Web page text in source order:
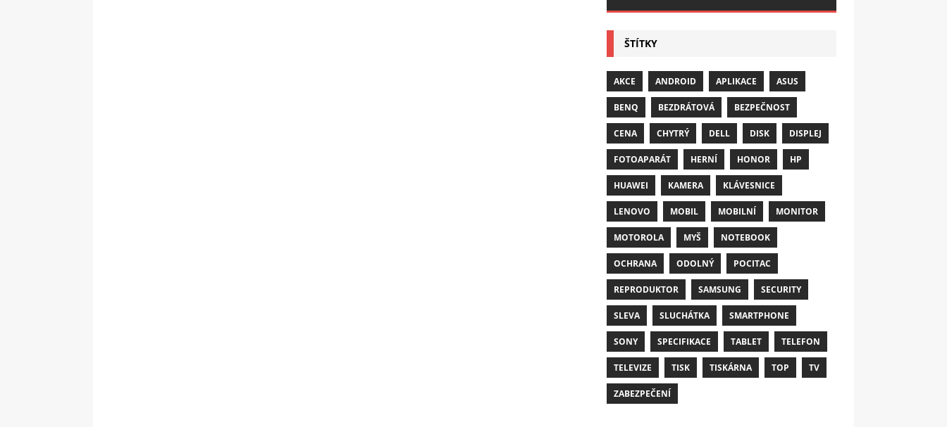
ŠTÍTKY
AKCE ANDROID APLIKACE ASUS
BENQ BEZDRÁTOVÁ BEZPEČNOST
CENA CHYTRÝ DELL DISK DISPLEJ
FOTOAPARÁT HERNÍ HONOR HP
HUAWEI KAMERA KLÁVESNICE
LENOVO MOBIL MOBILNÍ MONITOR
MOTOROLA MYŠ NOTEBOOK
OCHRANA ODOLNÝ POCITAC
REPRODUKTOR SAMSUNG SECURITY
SLEVA SLUCHÁTKA SMARTPHONE
SONY SPECIFIKACE TABLET TELEFON
TELEVIZE TISK TISKÁRNA TOP TV
ZABEZPEČENÍ